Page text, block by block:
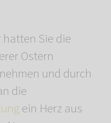
Sie die
Ostern
und durch
die
ein Herz aus